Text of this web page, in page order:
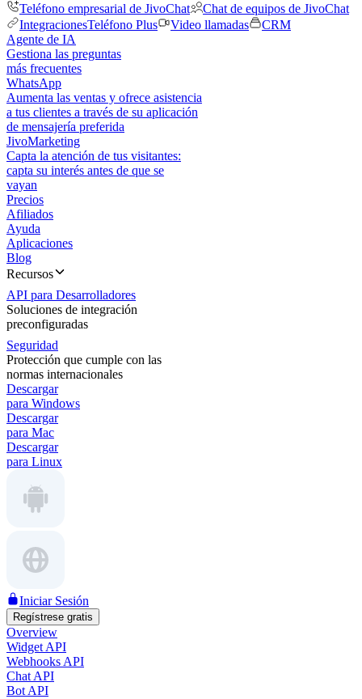
Teléfono empresarial de JivoChat
Chat de equipos de JivoChat
IntegracionesTeléfono Plus Video llamadas
CRM
Agente de IA
Gestiona las preguntas
más frecuentes
WhatsApp
Aumenta las ventas y ofrece asistencia
a tus clientes a través de su aplicación
de mensajería preferida
JivoMarketing
Capta la atención de tus visitantes:
capta su interés antes de que se
vayan
Precios
Afiliados
Ayuda
Aplicaciones
Blog
Recursos
API para Desarrolladores
Soluciones de integración
preconfiguradas
Seguridad
Protección que cumple con las
normas internacionales
Descargar
para Windows
Descargar
para Mac
Descargar
para Linux
Iniciar Sesión
Regístrese gratis
Overview
Widget API
Webhooks API
Chat API
Bot API